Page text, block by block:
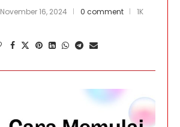
November 16, 2024 0 comment
1K